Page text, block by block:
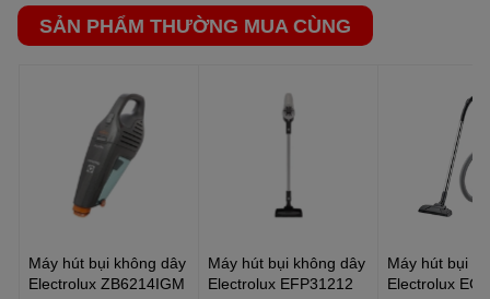
SẢN PHẨM THƯỜNG MUA CÙNG
Máy hút bụi không dây
Electrolux ZB6214IGM
Máy hút bụi không dây
Electrolux EFP31212
Máy hút bụi
Electrolux